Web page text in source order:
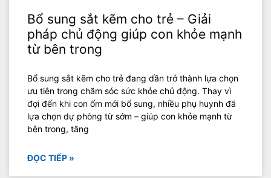
Bổ sung sắt kẽm cho trẻ – Giải
pháp chủ động giúp con khỏe mạnh
từ bên trong
Bổ sung sắt kẽm cho trẻ đang dần trở thành lựa chọn
ưu tiên trong chăm sóc sức khỏe chủ động. Thay vì
đợi đến khi con ốm mới bổ sung, nhiều phụ huynh đã
lựa chọn dự phòng từ sớm – giúp con khỏe mạnh từ
bên trong, tăng
ĐỌC TIẾP »